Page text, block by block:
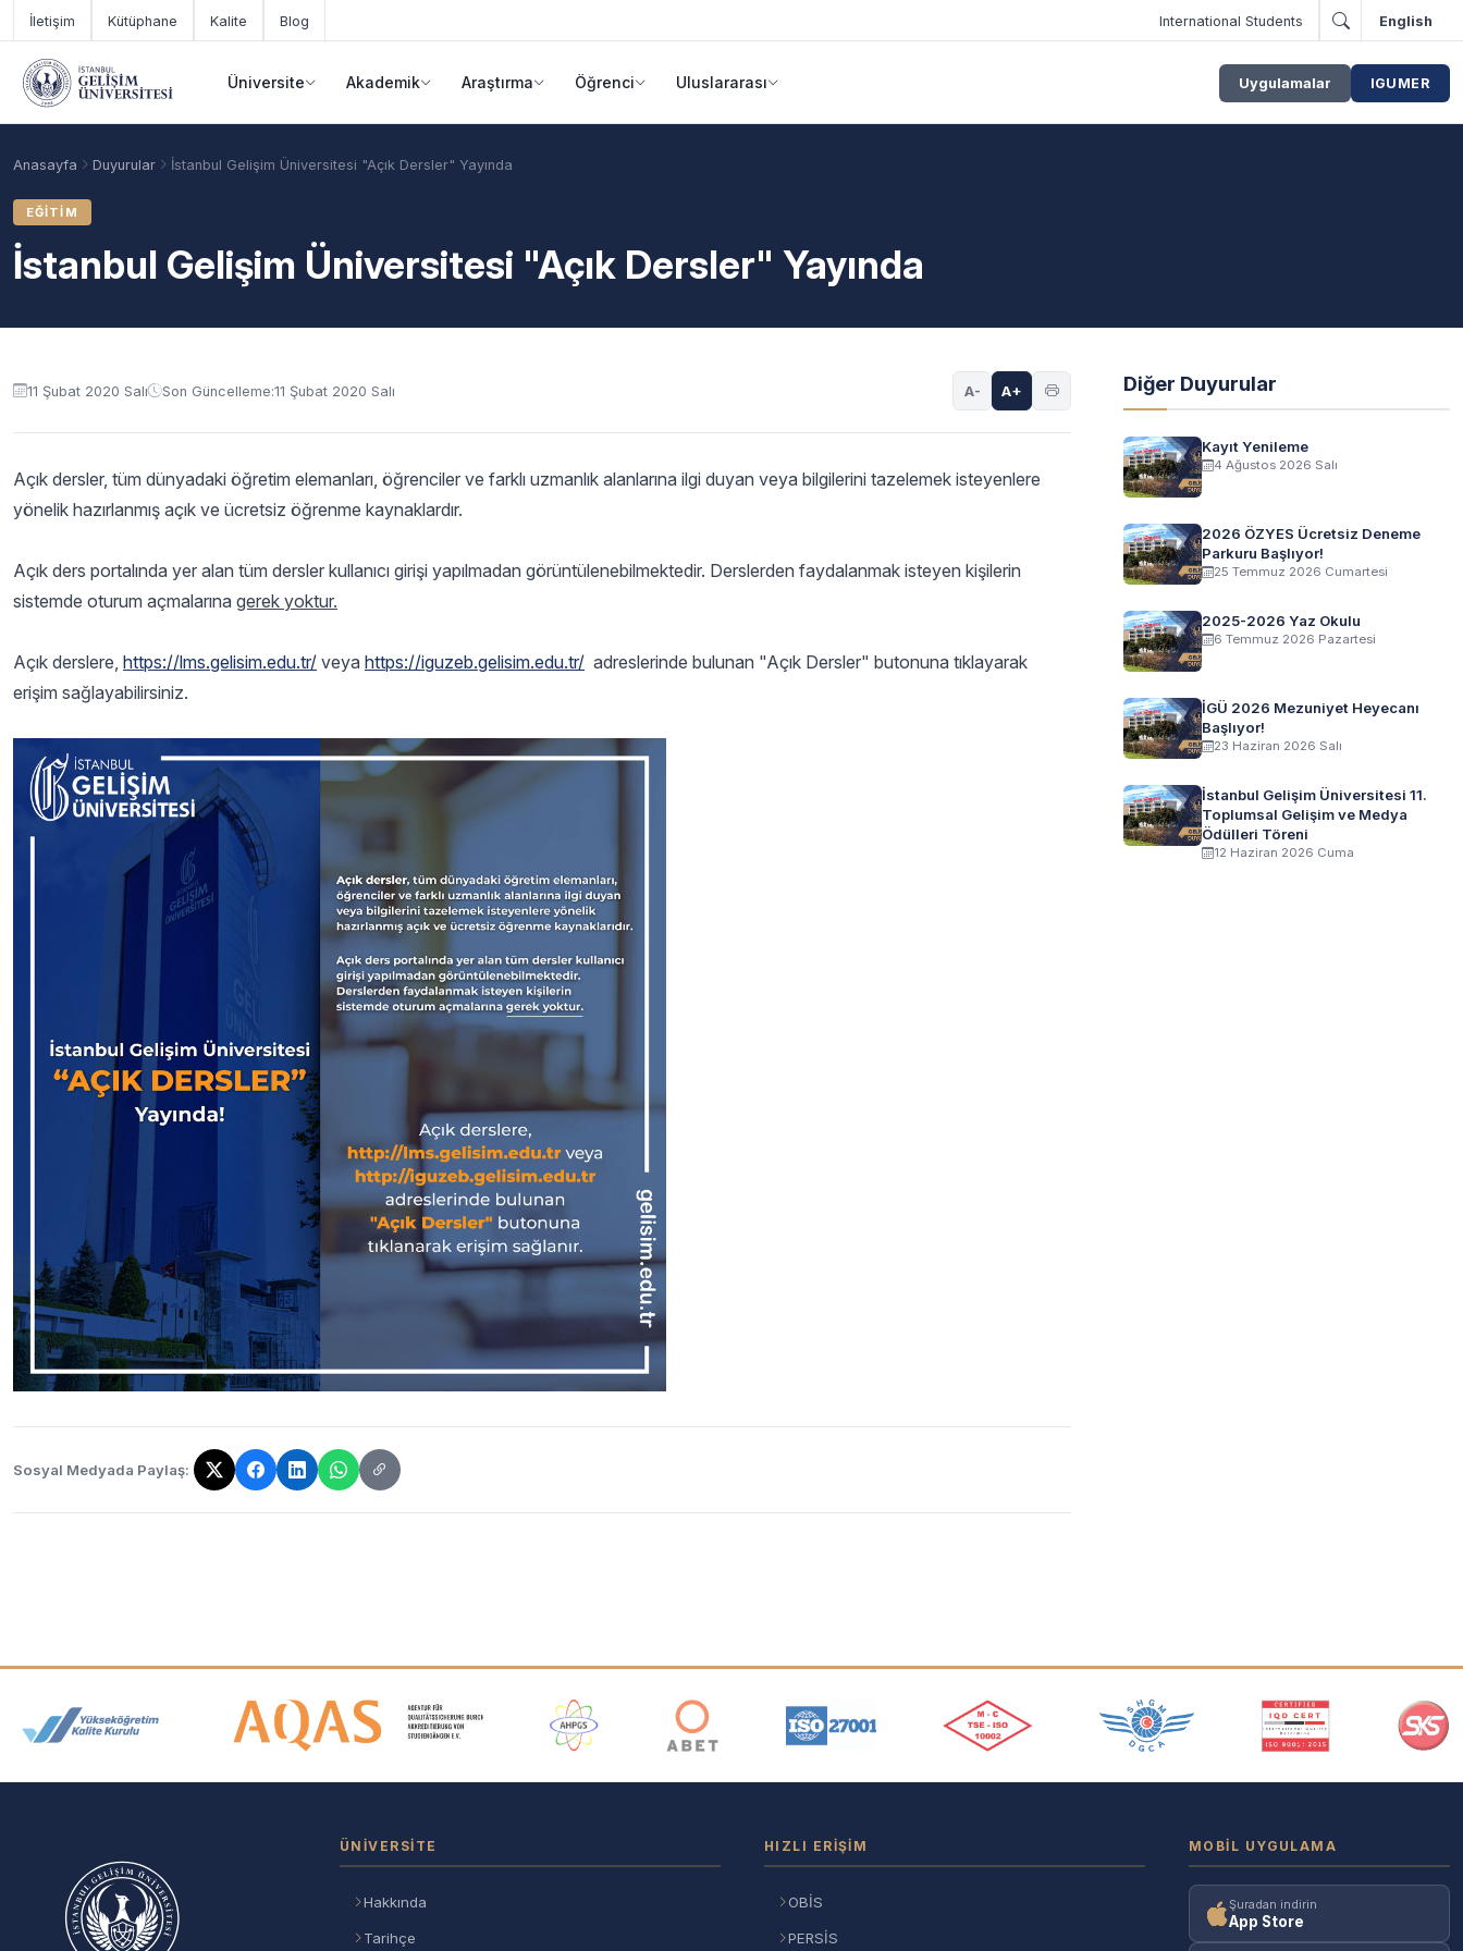
Ana içeriğe geç
İletişim Kütüphane Kalite Blog International Students English
Üniversite Akademik Araştırma Öğrenci Uluslararası Uygulamalar IGUMER
Anasayfa Duyurular İstanbul Gelişim Üniversitesi "Açık Dersler" Yayında
EĞITIM
İstanbul Gelişim Üniversitesi "Açık Dersler" Yayında
Duyuru içeriği
11 Şubat 2020 Salı Son Güncelleme:11 Şubat 2020 Salı A- A+
Açık dersler, tüm dünyadaki öğretim elemanları, öğrenciler ve farklı uzmanlık alanlarına ilgi duyan veya bilgilerini tazelemek isteyenlere
yönelik hazırlanmış açık ve ücretsiz öğrenme kaynaklardır.
Açık ders portalında yer alan tüm dersler kullanıcı girişi yapılmadan görüntülenebilmektedir. Derslerden faydalanmak isteyen kişilerin
sistemde oturum açmalarına gerek yoktur.
Açık derslere, https://lms.gelisim.edu.tr/ veya https://iguzeb.gelisim.edu.tr/ adreslerinde bulunan "Açık Dersler" butonuna tıklayarak
erişim sağlayabilirsiniz.
Sosyal Medyada Paylaş:
Bağlantı kopyalandı!
Diğer Duyurular
Kayıt Yenileme
4 Ağustos 2026 Salı
2026 ÖZYES Ücretsiz Deneme
Parkuru Başlıyor!
25 Temmuz 2026 Cumartesi
2025-2026 Yaz Okulu
6 Temmuz 2026 Pazartesi
İGÜ 2026 Mezuniyet Heyecanı
Başlıyor!
23 Haziran 2026 Salı
İstanbul Gelişim Üniversitesi 11.
Toplumsal Gelişim ve Medya
Ödülleri Töreni
12 Haziran 2026 Cuma
Akreditasyon ve Üyelik Logoları
ÜNIVERSITE
Hakkında
Tarihçe
HIZLI ERIŞIM
OBİS
PERSİS
MOBIL UYGULAMA
Şuradan indirin
App Store